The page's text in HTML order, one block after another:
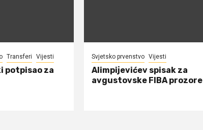
Transferi Vijesti
potpisao za
Svjetsko prvenstvo Vijesti
Alimpijevićev spisak za
avgustovske FIBA prozore